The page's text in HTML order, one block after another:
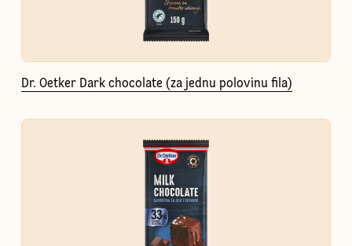
Dr. Oetker Dark chocolate (za jednu polovinu fila)